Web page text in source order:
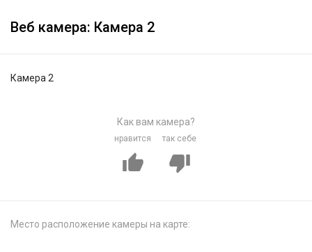
Веб камера: Камера 2
Камера 2
Как вам камера?
нравится так себе
Место расположение камеры на карте: